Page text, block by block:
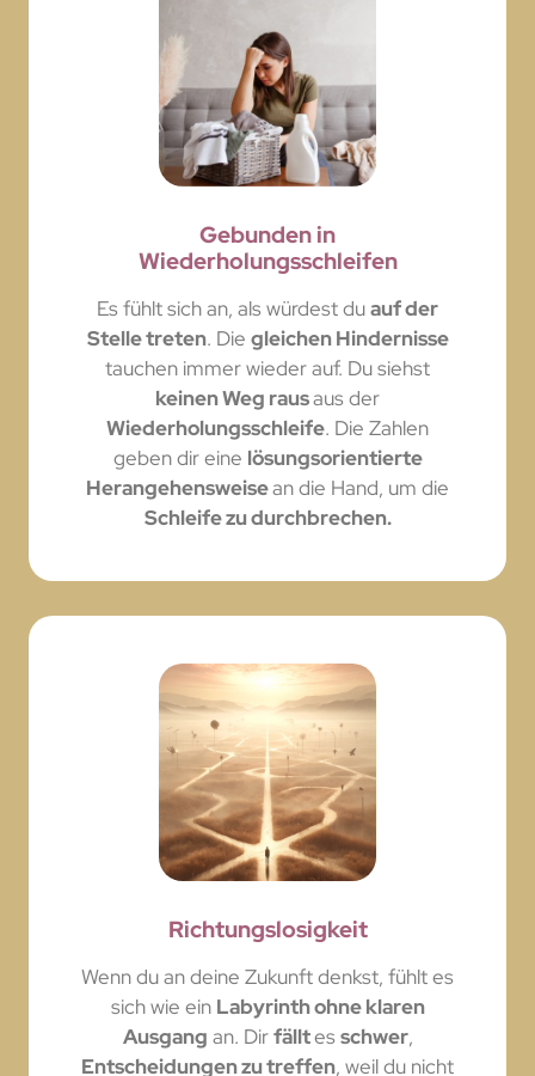
Gebunden in
Wiederholungsschleifen
Es fühlt sich an, als würdest duauf der
Stelle treten. Die gleichen Hindernisse
tauchen immer wieder auf. Du siehst
keinen Weg rausaus der
Wiederholungsschleife. Die Zahlen
geben dir eine lösungsorientierte
Herangehensweisean die Hand, um die
Schleife zu durchbrechen.
Richtungslosigkeit
Wenn du an deine Zukunft denkst, fühlt es
sich wie ein Labyrinth ohne klaren
Ausgang an. Dirfälltesschwer,
Entscheidungen zu treffen, weil du nicht